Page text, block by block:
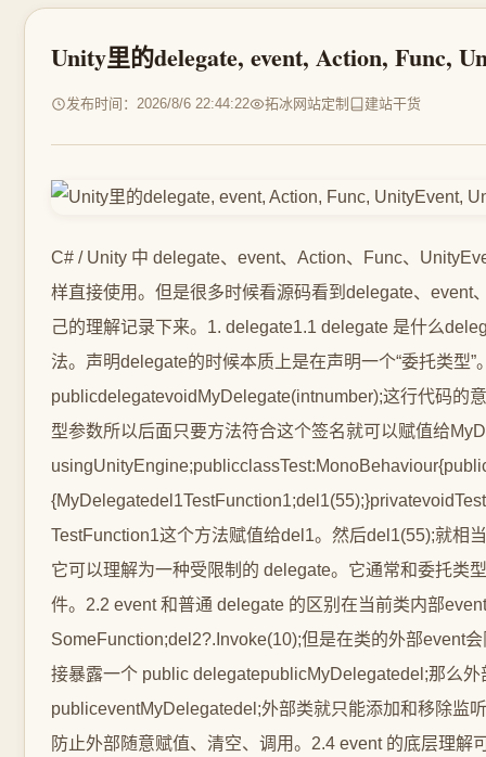
Unity里的delegate, event, Action, Func,
发布时间：2026/8/6 22:44:22 拓冰网站定制 建站干货
C# / Unity 中 delegate、event、Action、Func、
样直接使用。但是很多时候看源码看到delegate、
己的理解记录下来。1. delegate1.1 delegate 是什么
法。声明delegate的时候本质上是在声明一个“委托类型
publicdelegatevoidMyDelegate(intnumber);这行代码的
型参数所以后面只要方法符合这个签名就可以赋值给
TestFunction1这个方法赋值给del1。然后del1(55);就相
它可以理解为一种受限制的 delegate。它通常和委托类
件。2.2 event 和普通 delegate 的区别在当前类内部
SomeFunction;del2?.Invoke(10);但是在类的外部event
接暴露一个 public delegatepublicMyDelegatedel;那么
publiceventMyDelegatedel;外部类就只能添加和移除监
防止外部随意赋值、清空、调用。2.4 event 的底层理